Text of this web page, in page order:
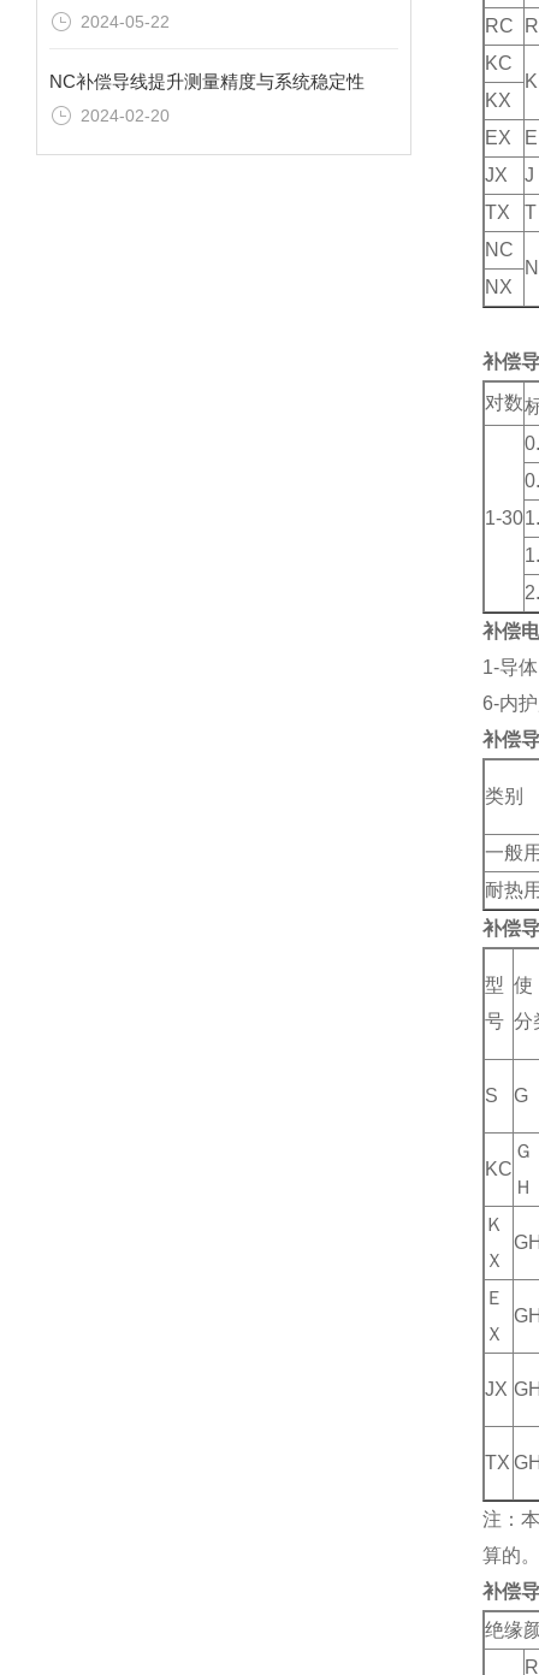
2024-05-22
NC补偿导线提升测量精度与系统稳定性
2024-02-20
RC
R
KC
K
KX
EX
E
JX
J
TX
T
NC
N
NX
补偿
对数
1-30
补偿
1-导
6-内
补偿
类别
一般
耐热
补偿
型
号 分
S G
KC
Ｇ
Ｈ
Ｋ
Ｘ
Ｅ
Ｘ
JX
TX
注：
算的。
补偿
绝缘